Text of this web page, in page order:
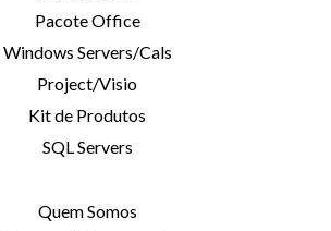
Pacote Office
Windows Servers/Cals
Project/Visio
Kit de Produtos
SQL Servers
Quem Somos